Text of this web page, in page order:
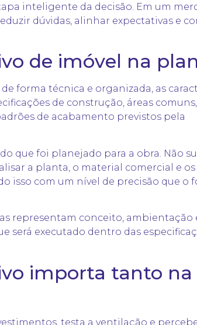
inteligente da decisão. Em um
dúvidas, alinhar expectativas e
de imóvel na
forma técnica e organizada, as
de construção, áreas comuns,
de acabamento previstos pela
que foi planejado para a obra. Não
a planta, o material comercial e os
isso com um nível de precisão que o
representam conceito, ambientação
será executado dentro das
importa tanto na
testa a ventilação e